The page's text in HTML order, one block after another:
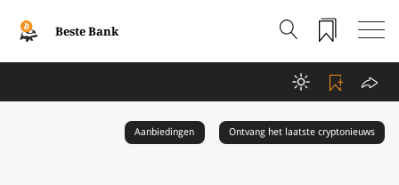
Beste Bank
Aanbiedingen Ontvang het laatste cryptonieuws